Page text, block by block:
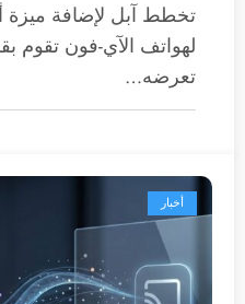
تخطط آبل لإضافة ميزة
لهواتف الآي-فون تقوم
تعرضه…
أخبار